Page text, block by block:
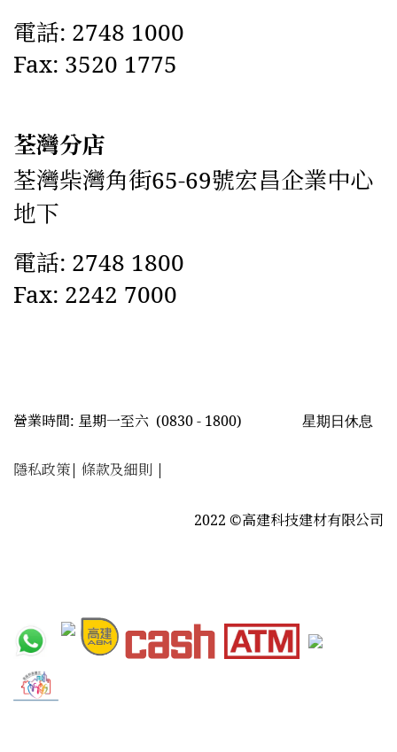
電話: 2748 1000
Fax: 3520 1775
荃灣分店
荃灣柴灣角街65-69號宏昌企業中心
地下
電話: 2748 1800
Fax: 2242 7000
營業時間: 星期一至六 (0830 - 1800) 星期日休息
隱私政策| 條款及細則 |
2022 ©高建科技建材有限公司